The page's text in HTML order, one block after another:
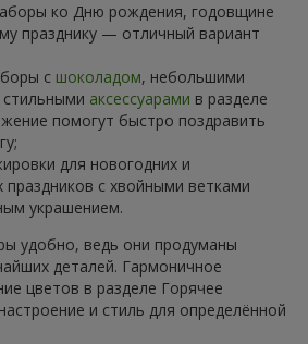
ко Дню рождения, годовщине
празднику — отличный вариант
с шоколадом, небольшими
стильными аксессуарами в разделе
помогут быстро поздравить
для новогодних и
праздников с хвойными ветками
украшением.
удобно, ведь они продуманы
деталей. Гармоничное
цветов в разделе Горячее
и стиль для определённой